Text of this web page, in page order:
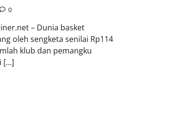
0
– Dunia basket
oleh sengketa senilai Rp114
klub dan pemangku
[…]